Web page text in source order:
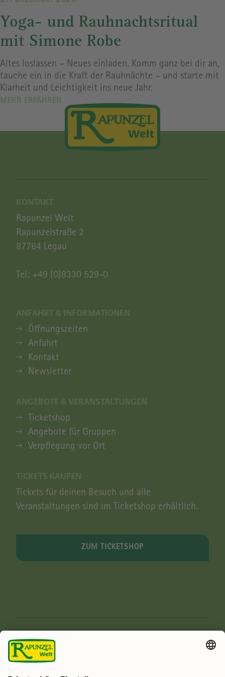
Yoga- und Rauhnachtsritual
mit Simone Robe
Altes loslassen – Neues einladen. Komm ganz bei dir an,
tauche ein in die Kraft der Rauhnächte – und starte mit
Klarheit und Leichtigkeit ins neue Jahr.
MEHR ERFAHREN
KONTAKT
Rapunzel Welt
Rapunzelstraße 2
87764 Legau
Tel: +49 (0)8330 529-0
ANFAHRT & INFORMATIONEN
ANFAHRT & INFORMATIONEN
Öffnungszeiten
Anfahrt
Kontakt
Newsletter
ANGEBOTE & VERANSTALTUNGEN
ANGEBOTE & VERANSTALTUNGEN
Ticketshop
Angebote für Gruppen
Verpflegung vor Ort
TICKETS KAUFEN
Tickets für deinen Besuch und alle
Veranstaltungen sind im Ticketshop erhältlich.
ZUM TICKETSHOP